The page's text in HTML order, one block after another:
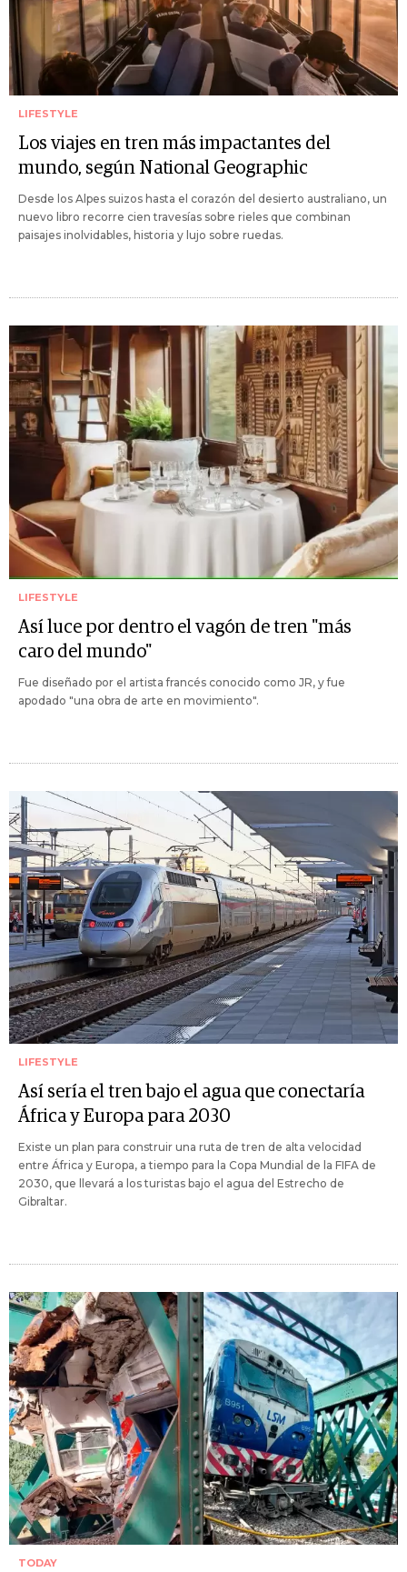
LIFESTYLE
Los viajes en tren más impactantes del
mundo, según National Geographic
Desde los Alpes suizos hasta el corazón del desierto australiano, un
nuevo libro recorre cien travesías sobre rieles que combinan
paisajes inolvidables, historia y lujo sobre ruedas.
LIFESTYLE
Así luce por dentro el vagón de tren "más
caro del mundo"
Fue diseñado por el artista francés conocido como JR, y fue
apodado "una obra de arte en movimiento".
LIFESTYLE
Así sería el tren bajo el agua que conectaría
África y Europa para 2030
Existe un plan para construir una ruta de tren de alta velocidad
entre África y Europa, a tiempo para la Copa Mundial de la FIFA de
2030, que llevará a los turistas bajo el agua del Estrecho de
Gibraltar.
TODAY